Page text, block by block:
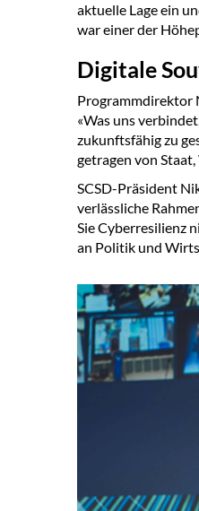
aktuelle Lage ein
war einer der
Digitale
Programmdirektor
«Was uns
zukunftsfähig zu
getragen von
SCSD-Präsident
verlässliche
Sie Cyberresilienz
an Politik und